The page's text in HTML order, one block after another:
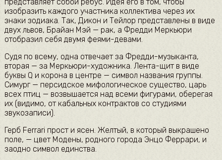
изобразить каждого участника коллектива через их
знаки зодиака. Так, Дикон и Тейлор представлены в виде
двух львов, Брайан Мэй — рак, а Фредди Меркьюри
отобразил себя двумя феями-девами.
Судя по всему, одна отвечает за Фредди-музыканта,
вторая — за Меркьюри-художника. Лента-щит в виде
буквы Q и корона в центре — символ названия группы.
Симург — персидское мифологическое существо, царь
всех птиц — возвышается над всеми фигурами, оберегая
их (видимо, от кабальных контрактов со студиями
звукозаписи).
Герб Ferrari прост и ясен. Желтый, в который выкрашено
поле, — цвет Модены, родного города Энцо Феррари, и
заодно символ единства.